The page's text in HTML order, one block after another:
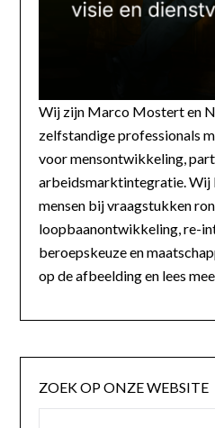
Wij zijn Marco Mostert en
zelfstandige professionals
voor mensontwikkeling,
arbeidsmarktintegratie. Wij
mensen bij vraagstukken
loopbaanontwikkeling, re-
beroepskeuze en
op de afbeelding en lees
ZOEK OP ONZE WEBSITE